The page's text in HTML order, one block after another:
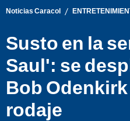
Noticias Caracol /
Susto en la
Saul': se
Bob
rodaje